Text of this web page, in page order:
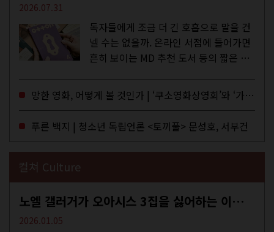
2026.07.31
독자들에게 조금 더 긴 호흡으로 말을 건
넬 수는 없을까. 온라인 서점에 들어가면
흔히 보이는 MD 추천 도서 등의 짧은 문
MD들의 고민 끝에 세상 밖으로 나온 종
이 잡지 어떤(otton). 지난해 12월...
망한 영화, 어떻게 볼 것인가 | ‘쿠소영화상영회’와 ‘가자미’의 이야기
푸른 백지 | 청소년 독립언론 <토끼풀> 문성호, 서부건
컬쳐 Culture
노엘 갤러거가 오아시스 3집을 싫어하는 이유 | DEFINITELY MAYBE, AGAIN
2026.01.05